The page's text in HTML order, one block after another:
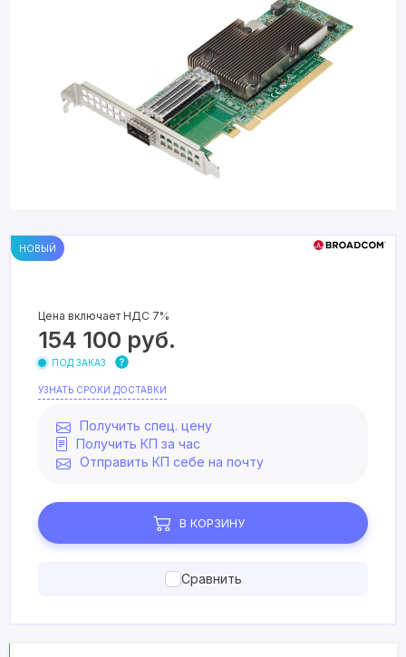
НОВЫЙ
Цена включает НДС 7%
154 100 руб.
ПОД ЗАКАЗ
УЗНАТЬ СРОКИ ДОСТАВКИ
Получить спец. цену
Получить КП за час
Отправить КП себе на почту
В КОРЗИНУ
Сравнить